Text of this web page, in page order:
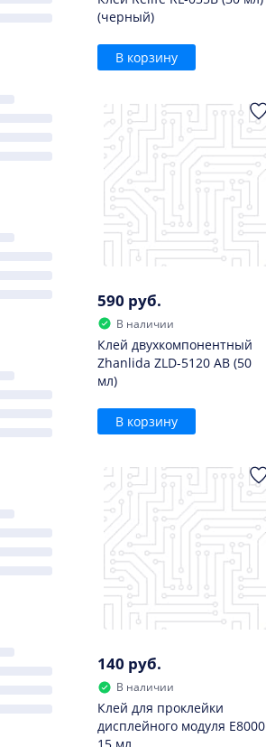
(черный)
В корзину
590 руб.
В наличии
Клей двухкомпонентный
Zhanlida ZLD-5120 AB (50
мл)
В корзину
140 руб.
В наличии
Клей для проклейки
дисплейного модуля E8000